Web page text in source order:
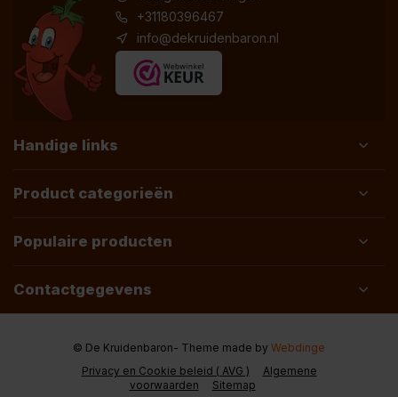
+31180396467
info@dekruidenbaron.nl
Handige links
Product categorieën
Populaire producten
Contactgegevens
Privacy en Cookie beleid ( AVG )
Algemene
voorwaarden
Sitemap
© De Kruidenbaron- Theme made by Webdinge